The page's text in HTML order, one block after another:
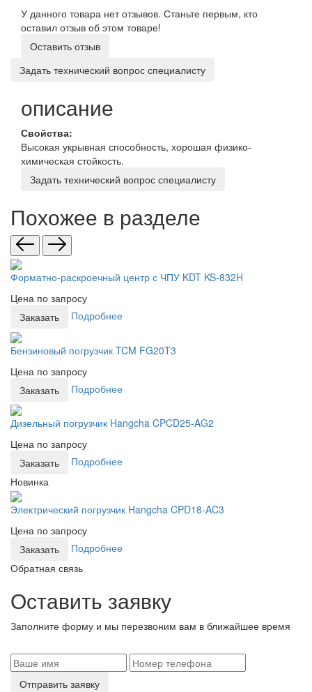
У данного товара нет отзывов. Станьте первым, кто
оставил отзыв об этом товаре!
Оставить отзыв
Задать технический вопрос специалисту
описание
Свойства:
Высокая укрывная способность, хорошая физико-
химическая стойкость.
Задать технический вопрос специалисту
Похожее в разделе
Форматно-раскроечный центр с ЧПУ KDT KS-832H
Цена по запросу
Заказать
Подробнее
Бензиновый погрузчик TCM FG20T3
Цена по запросу
Заказать
Подробнее
Дизельный погрузчик Hangcha CPCD25-AG2
Цена по запросу
Заказать
Подробнее
Новинка
Электрический погрузчик Hangcha CPD18-AC3
Цена по запросу
Заказать
Подробнее
Обратная связь
Оставить заявку
Заполните форму и мы перезвоним вам в ближайшее время
Отправить заявку